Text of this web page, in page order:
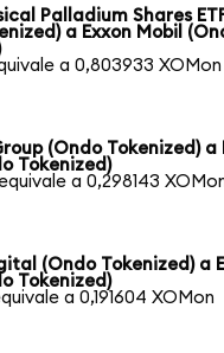
Palladium Shares
a Exxon Mobil
a 0,803933 XOMon
(Ondo Tokenized) a
Tokenized)
a 0,298143
(Ondo Tokenized) a
Tokenized)
a 0,191604 XOMon